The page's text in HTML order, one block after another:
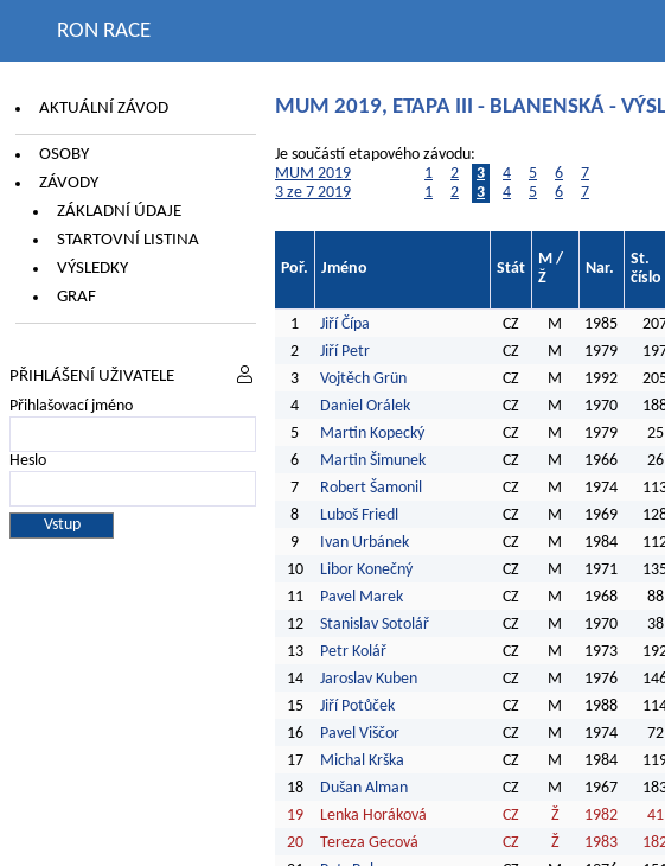
RON RACE
AKTUÁLNÍ ZÁVOD
OSOBY
ZÁVODY
ZÁKLADNÍ ÚDAJE
STARTOVNÍ LISTINA
VÝSLEDKY
GRAF
PŘIHLÁŠENÍ UŽIVATELE
Přihlašovací jméno
Heslo
MUM 2019, ETAPA III - BLANENSKÁ -
Je součástí etapového závodu:
MUM 2019
1 2 3 4 5 6
7
3 ze 7 2019
1 2 3 4 5 6
7
Poř. Jméno Stát
M /
Ž
Nar.
St.
číslo
1
Jiří Čípa CZ M 1985
2
Jiří Petr CZ M 1979
3
Vojtěch Grün CZ M 1992
4
Daniel Orálek CZ M 1970
5
Martin Kopecký CZ M 1979 25
6
Martin Šimunek CZ M 1966 26
7
Robert Šamonil CZ M 1974
8
Luboš Friedl CZ M 1969
9
Ivan Urbánek CZ M 1984
10
Libor Konečný CZ M 1971
11
Pavel Marek CZ M 1968 88
12
Stanislav Sotolář CZ M 1970 38
13
Petr Kolář CZ M 1973
14
Jaroslav Kuben CZ M 1976
15
Jiří Potůček CZ M 1988
16
Pavel Viščor CZ M 1974 72
17
Michal Krška CZ M 1984
18
Dušan Alman CZ M 1967
19
Lenka Horáková CZ Ž 1982 41
20
Tereza Gecová CZ Ž 1983